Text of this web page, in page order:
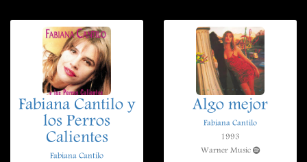
Fabiana Cantilo y
los Perros
Calientes
Fabiana Cantilo
Algo mejor
Fabiana Cantilo
1993
Warner Music